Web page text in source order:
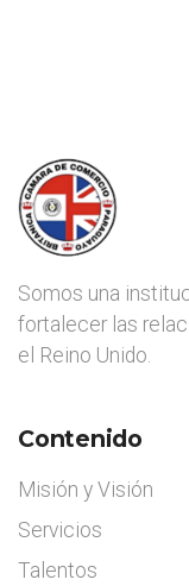
Somos una
fortalecer las
el Reino Unido.
Contenido
Misión y Visión
Servicios
Talentos